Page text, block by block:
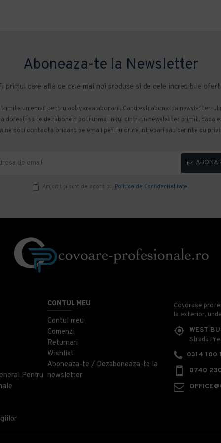
Aboneaza-te la Newsletter
primul care afla de cele mai noi produse si de cele incredibile
un email pentru activarea abonarii. Cand esti abonat la newsletter-
doresti sa te dezabonezi poti urma linkul dintr-un newsletter primit, daca
ne poti contacta oricand pe email pentru orice intrebari sau cerinte cu
Am citit şi sunt de acord cu Politica de Confidentialitate
Pentru
CONTUL MEU
Contul meu
Comenzi
Returnari
Wishlist
Aboneaza-te / Dezaboneaza-te la
newsletter
Covorase
la exterior,
WEST
Strada
0314 100
0740